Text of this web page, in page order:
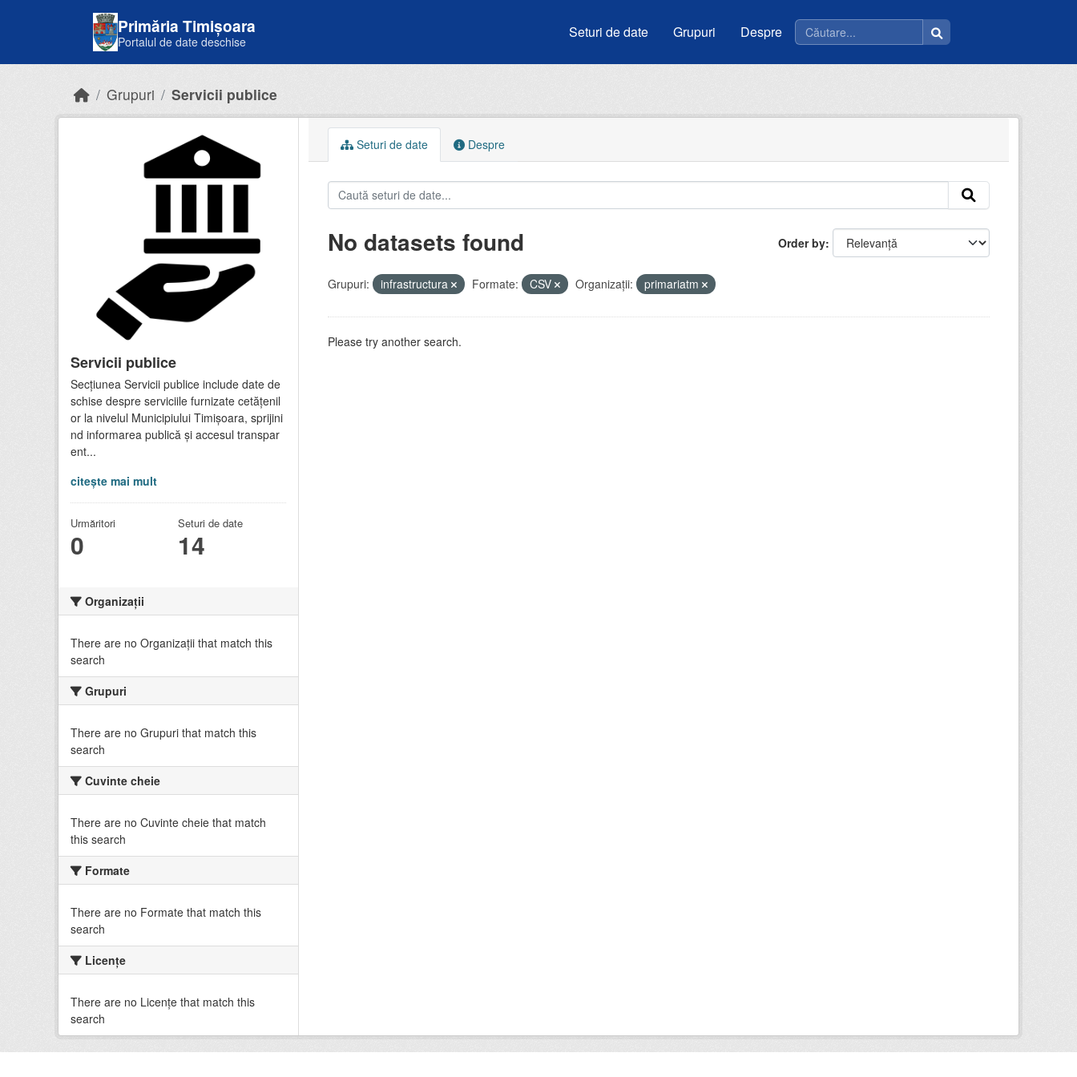
Primăria Timișoara
Portalul de date deschise
Seturi de date Grupuri Despre
Grupuri Servicii publice
Servicii publice
Secțiunea Servicii publice include date de
schise despre serviciile furnizate cetățenil
or la nivelul Municipiului Timișoara, sprijini
nd informarea publică și accesul transpar
ent...
citește mai mult
Urmăritori
0
Seturi de date
14
Organizații
There are no Organizații that match this
search
Grupuri
There are no Grupuri that match this
search
Cuvinte cheie
There are no Cuvinte cheie that match
this search
Formate
There are no Formate that match this
search
Licenţe
There are no Licenţe that match this
search
Seturi de date Despre
Order by
No datasets found
Grupuri: infrastructura Formate: CSV Organizații: primariatm
Please try another search.